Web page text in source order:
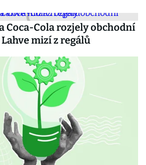
Coca-Cola rozjely obchodní
mizí z regálů